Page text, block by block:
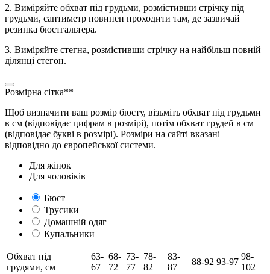
2. Виміряйте обхват під грудьми, розмістивши стрічку під
грудьми, сантиметр повинен проходити там, де зазвичай
резинка бюстгальтера.
3. Виміряйте стегна, розмістивши стрічку на найбільш повній
ділянці стегон.
Розмірна сітка**
Щоб визначити ваш розмір бюсту, візьміть обхват під грудьми
в см (відповідає цифрам в розмірі), потім обхват грудей в см
(відповідає букві в розмірі). Розміри на сайті вказані
відповідно до європейської системи.
Для жінок
Для чоловіків
Бюст
Трусики
Домашній одяг
Купальники
Обхват під
грудями, см
63-
67
68-
72
73-
77
78-
82
83-
87
88-92 93-97
98-
102